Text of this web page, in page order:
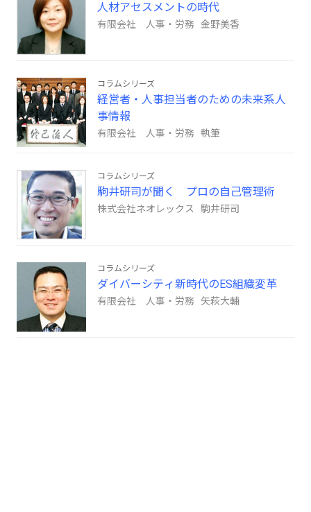
人材アセスメントの時代
有限会社 人事・労務 金野美香
コラムシリーズ
経営者・人事担当者のための未来系人
事情報
有限会社 人事・労務 執筆
コラムシリーズ
駒井研司が聞く プロの自己管理術
株式会社ネオレックス 駒井研司
コラムシリーズ
ダイバーシティ新時代のES組織変革
有限会社 人事・労務 矢萩大輔